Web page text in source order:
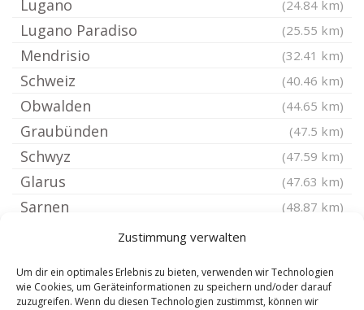
Zustimmung verwalten
Um dir ein optimales Erlebnis zu bieten, verwenden wir Technologien
wie Cookies, um Geräteinformationen zu speichern und/oder darauf
zuzugreifen. Wenn du diesen Technologien zustimmst, können wir
Lugano (24.84 km)
Lugano Paradiso (25.55 km)
Mendrisio (32.41 km)
Schweiz (40.46 km)
Obwalden (44.65 km)
Graubünden (47.5 km)
Schwyz (47.59 km)
Glarus (47.63 km)
Sarnen (48.87 km)
Chur Altstadt (51.37 km)